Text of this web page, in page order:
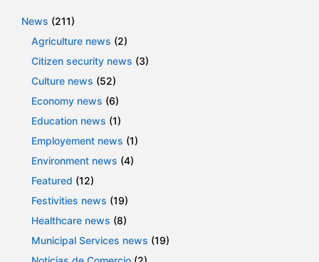
News (211)
Agriculture news (2)
Citizen security news (3)
Culture news (52)
Economy news (6)
Education news (1)
Employement news (1)
Environment news (4)
Featured (12)
Festivities news (19)
Healthcare news (8)
Municipal Services news (19)